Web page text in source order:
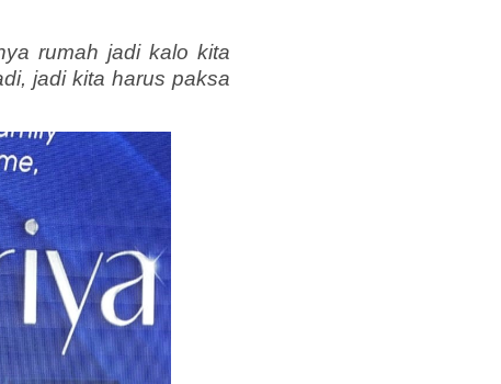
rumah jadi kalo kita
jadi kita harus paksa